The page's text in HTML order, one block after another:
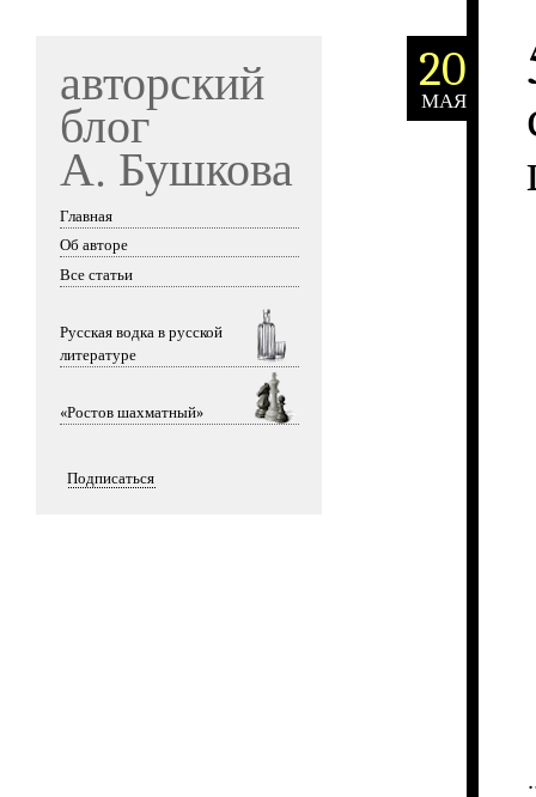
авторский
блог
А. Бушкова
Skip to content
Главная
Об авторе
Все статьи
Русская водка в русской
литературе
«Ростов шахматный»
Подписаться
20
МАЯ